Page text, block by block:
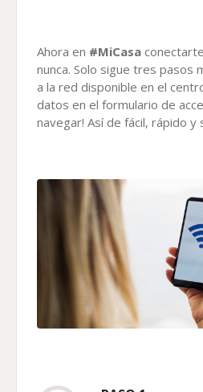
Ahora en #MiCasa
nunca. Solo sigue tres pasos
a la red disponible en el
datos en el formulario de
navegar! Así de fácil, rápido y